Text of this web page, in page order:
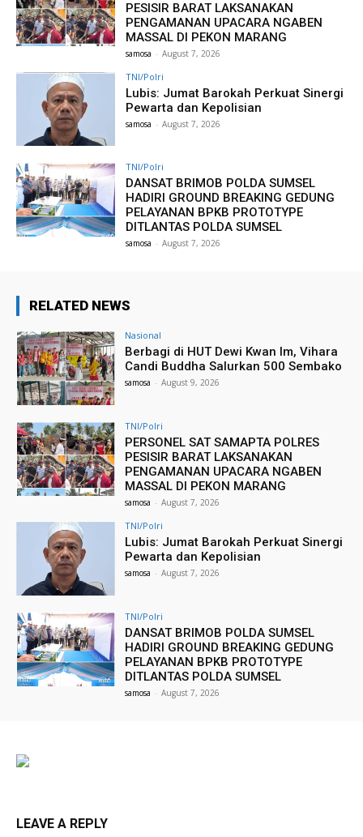
PESISIR BARAT LAKSANAKAN
PENGAMANAN UPACARA NGABEN
MASSAL DI PEKON MARANG
samosa - August 7, 2026
TNI/Polri
Lubis: Jumat Barokah Perkuat Sinergi
Pewarta dan Kepolisian
samosa - August 7, 2026
TNI/Polri
DANSAT BRIMOB POLDA SUMSEL
HADIRI GROUND BREAKING GEDUNG
PELAYANAN BPKB PROTOTYPE
DITLANTAS POLDA SUMSEL
samosa - August 7, 2026
RELATED NEWS
Nasional
Berbagi di HUT Dewi Kwan Im, Vihara
Candi Buddha Salurkan 500 Sembako
samosa - August 9, 2026
TNI/Polri
PERSONEL SAT SAMAPTA POLRES
PESISIR BARAT LAKSANAKAN
PENGAMANAN UPACARA NGABEN
MASSAL DI PEKON MARANG
samosa - August 7, 2026
TNI/Polri
Lubis: Jumat Barokah Perkuat Sinergi
Pewarta dan Kepolisian
samosa - August 7, 2026
TNI/Polri
DANSAT BRIMOB POLDA SUMSEL
HADIRI GROUND BREAKING GEDUNG
PELAYANAN BPKB PROTOTYPE
DITLANTAS POLDA SUMSEL
samosa - August 7, 2026
LEAVE A REPLY